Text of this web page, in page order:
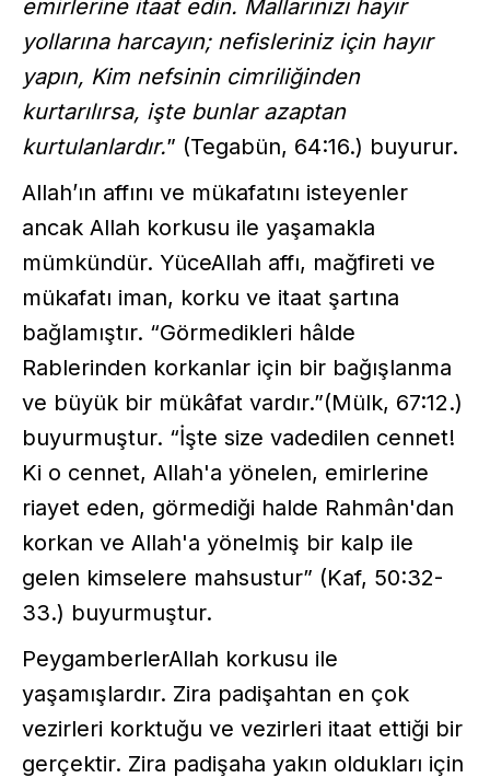
emirlerine itaat edin. Mallarınızı hayır
yollarına harcayın; nefisleriniz için hayır
yapın, Kim nefsinin cimriliğinden
kurtarılırsa, işte bunlar azaptan
kurtulanlardır.” (Tegabün, 64:16.) buyurur.
Allah’ın affını ve mükafatını isteyenler
ancak Allah korkusu ile yaşamakla
mümkündür. YüceAllah affı, mağfireti ve
mükafatı iman, korku ve itaat şartına
bağlamıştır. “Görmedikleri hâlde
Rablerinden korkanlar için bir bağışlanma
ve büyük bir mükâfat vardır.”(Mülk, 67:12.)
buyurmuştur. “İşte size vadedilen cennet!
Ki o cennet, Allah'a yönelen, emirlerine
riayet eden, görmediği halde Rahmân'dan
korkan ve Allah'a yönelmiş bir kalp ile
gelen kimselere mahsustur” (Kaf, 50:32-
33.) buyurmuştur.
PeygamberlerAllah korkusu ile
yaşamışlardır. Zira padişahtan en çok
vezirleri korktuğu ve vezirleri itaat ettiği bir
gerçektir. Zira padişaha yakın oldukları için